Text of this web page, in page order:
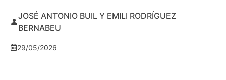
JOSÉ ANTONIO BUIL Y EMILI RODRÍGUEZ
BERNABEU
29/05/2026